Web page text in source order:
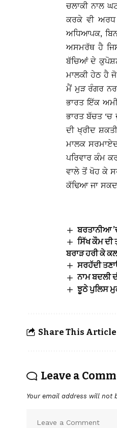
ਚਲਾਕੀ ਨਾਲ
ਕਰਕੇ ਵੀ ਅਰਧ
ਅਧਿਆਪਕ,
ਅਸਮਰੱਥ ਹੈ
ਬੱਚਿਆਂ ਦੇ
ਮਾਲਕੀ ਹੇਠ ਹੈ
ਮੈਂ ਮੁੜ ਰੰਗਰ
ਭਾਰਤ ਇੱਕ
ਭਾਰਤ ਬੱਚਤ
ਦੀ ਖ੍ਰੀਦ
ਮਾਲਕ
ਪਰਿਵਾਰ ਕੰਮ
ਵਾਲੇ ਤੋਂ ਖੋਹ ਕੇ
ਕੱਢਿਆ ਜਾ
ਬਰਤਾਨੀਆ
ਸਿੱਖ ਕੌਮ ਦੀ
ਬਰਾੜ ਹਰੀ ਕੇ
ਸਰਹੱਦੀ
ਨਾਮ ਬਦਲੀ
ਝੂਠੇ ਪੁਲਿਸ
Share This Article
Leave a
Your email address will not